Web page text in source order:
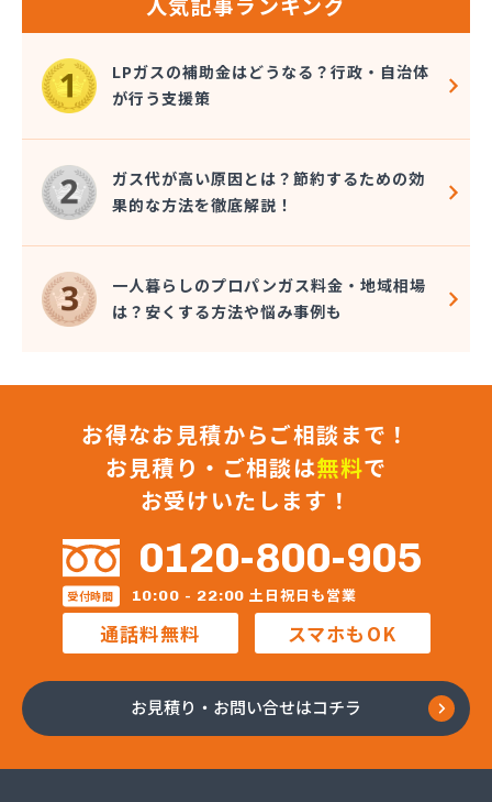
LPガスの補助金はどうなる？行政・自治体
が行う支援策
ガス代が高い原因とは？節約するための効
果的な方法を徹底解説！
一人暮らしのプロパンガス料金・地域相場
は？安くする方法や悩み事例も
お得なお見積からご相談まで！
お見積り・ご相談は無料で
お受けいたします！
0120-800-905
受付時間 10:00 - 22:00 土日祝日も営業
通話料無料 スマホもOK
お見積り・お問い合せはコチラ